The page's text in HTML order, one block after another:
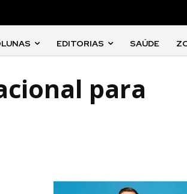
EDITORIAS SAÚDE
para